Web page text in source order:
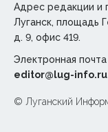
Адрес редакции и
Луганск, площадь
д. 9, офис 419.
Электронная
editor@lug-info.ru
© Луганский